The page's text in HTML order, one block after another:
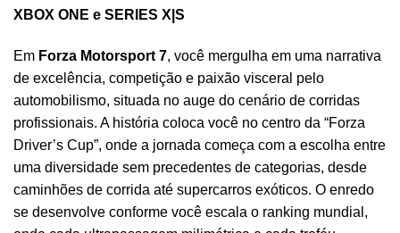
XBOX ONE e SERIES X|S
Em Forza Motorsport 7, você mergulha em uma narrativa
de excelência, competição e paixão visceral pelo
automobilismo, situada no auge do cenário de corridas
profissionais. A história coloca você no centro da “Forza
Driver’s Cup”, onde a jornada começa com a escolha entre
uma diversidade sem precedentes de categorias, desde
caminhões de corrida até supercarros exóticos. O enredo
se desenvolve conforme você escala o ranking mundial,